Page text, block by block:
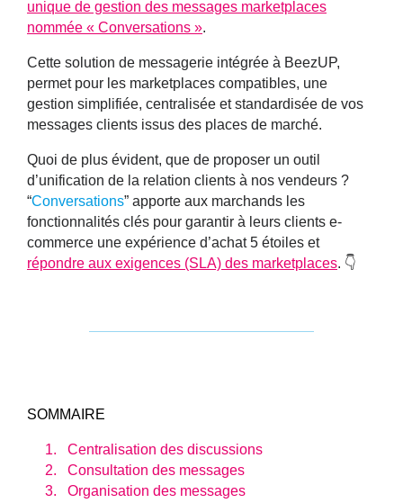
unique de gestion des messages marketplaces
nommée « Conversations ».
Cette solution de messagerie intégrée à BeezUP,
permet pour les marketplaces compatibles, une
gestion simplifiée, centralisée et standardisée de vos
messages clients issus des places de marché.
Quoi de plus évident, que de proposer un outil
d’unification de la relation clients à nos vendeurs ?
“Conversations” apporte aux marchands les
fonctionnalités clés pour garantir à leurs clients e-
commerce une expérience d’achat 5 étoiles et
répondre aux exigences (SLA) des marketplaces. 👇
SOMMAIRE
Centralisation des discussions
Consultation des messages
Organisation des messages